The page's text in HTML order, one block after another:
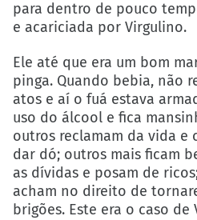
para dentro de pouco
e acariciada por Virgulino.
Ele até que era um bom
pinga. Quando bebia, não
atos e aí o fuá estava
uso do álcool e fica
outros reclamam da vida e
dar dó; outros mais ficam
as dívidas e posam de
acham no direito de
brigões. Este era o caso de